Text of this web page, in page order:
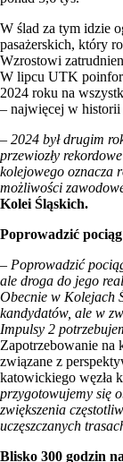
W ślad za tym idzie
pasażerskich, który
Wzrostowi
W lipcu UTK
2024 roku na
– najwięcej w
– 2024 był drugim
przewiozły
kolejowego oznacza r
możliwości
Kolei Śląskich.
Poprowadzić pociąg
– Poprowadzić
ale droga do jego
Obecnie w Kolejach
kandydatów, ale w
Impulsy 2
Zapotrzebowanie na
związane z
katowickiego węzła
przygotowujemy się
zwiększenia
uczęszczanych
Blisko 300 godzin